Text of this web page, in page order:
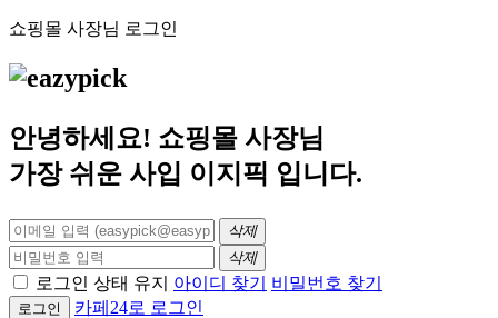
쇼핑몰 사장님 로그인
안녕하세요! 쇼핑몰 사장님
가장 쉬운 사입 이지픽 입니다.
삭제
삭제
로그인 상태 유지 아이디 찾기 비밀번호 찾기
로그인 카페24로 로그인